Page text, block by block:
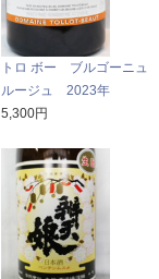
トロ ボー ブルゴーニュ
ルージュ 2023年
5,300円